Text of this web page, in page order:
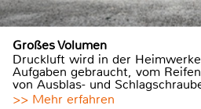
Großes Volumen
Druckluft wird in der
Aufgaben gebraucht, vom
von Ausblas- und
>> Mehr erfahren